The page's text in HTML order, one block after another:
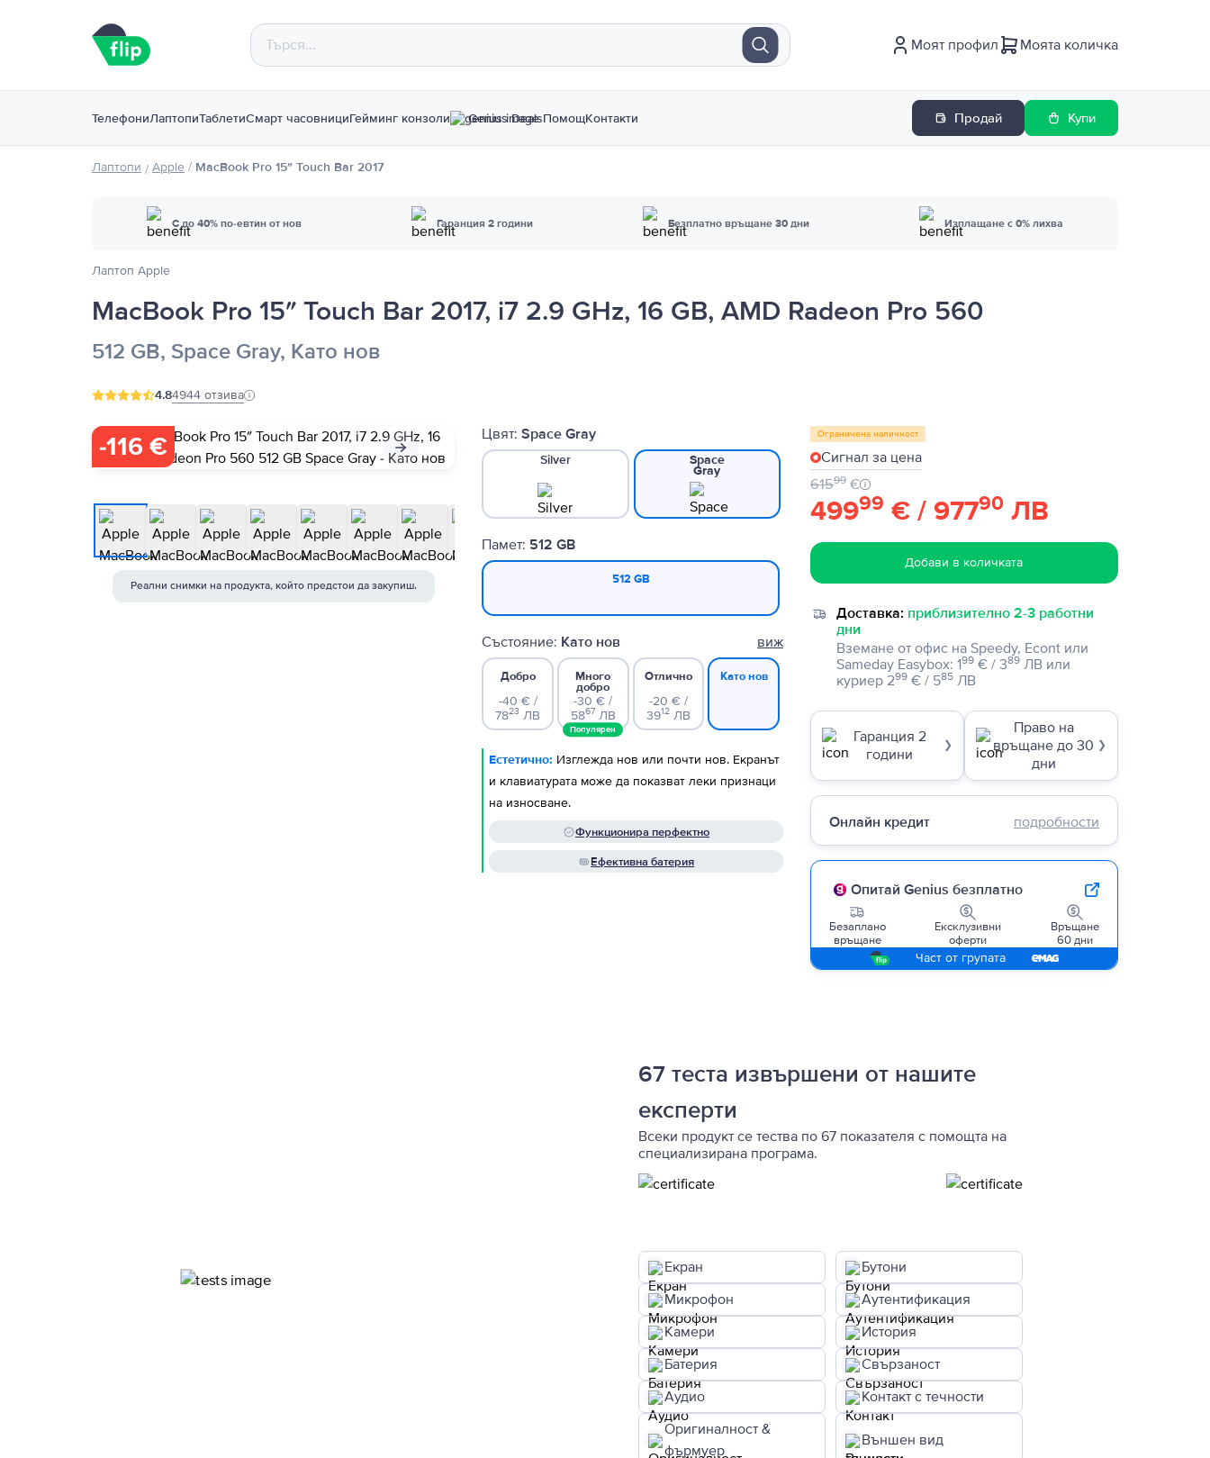
Моят профил Моята количка
ТелефониЛаптопиТаблетиСмарт часовнициГейминг конзоли Genius DealsПомощКонтакти Продай Купи
Лаптопи / Apple / MacBook Pro 15″ Touch Bar 2017
С до 40% по-евтин от нов Гаранция 2 години Безплатно връщане 30 дни Изплащане с 0% лихва
Лаптоп Apple
MacBook Pro 15″ Touch Bar 2017, i7 2.9 GHz, 16 GB, AMD Radeon Pro 560
512 GB, Space Gray, Като нов
4.84944 отзива
-116 €
Реални снимки на продукта, който предстои да закупиш.
Цвят:Space Gray
Silver Space
Gray
Памет: 512 GB
512 GB
Състояние: Като нов виж
Добро
-40 € /
7823 ЛВ
Много
добро
-30 € /
5867ЛВ
Популярен
Отлично
-20 € /
3912ЛВ
Като нов
Естетично: Изглежда нов или почти нов. Екранът
и клавиатурата може да показват леки признаци
на износване.
Функционира перфектно
Ефективна батерия
Ограничена наличност
Сигнал за цена
49999 € / 97790ЛВ
61599 €
Добави в количката
Доставка: приблизително 2-3 работни
дни
Вземане от офис на Speedy, Econt или
Sameday Easybox: 199€ / 389ЛВ или
куриер 299€ / 585ЛВ
Гаранция 2
години
❯
Право на
връщане до 30
дни
❯
Онлайн кредит подробности
Опитай Genius безплатно
Безаплано
връщане
Ексклузивни
оферти
Връщане
60 дни
Част от групата
67 теста извършени от нашите
експерти
Всеки продукт се тества по 67 показателя с помощта на
специализирана програма.
Екран
Бутони
Микрофон
Аутентификация
Камери
История
Батерия
Свързаност
Аудио
Контакт с течности
Оригиналност &
фърмуер
Външен вид